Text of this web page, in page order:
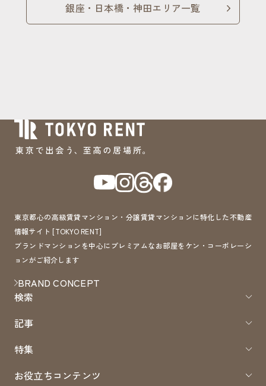
銀座・日本橋・神田エリア一覧
東京都心の高級賃貸マンション・分譲賃貸マンションに特化した不動産
情報サイト [TOKYO RENT]
ブランドマンションを中心にプレミアムなお部屋をケン・コーポレーシ
ョンがご紹介します
BRAND CONCEPT
検索
記事
特集
お役立ちコンテンツ